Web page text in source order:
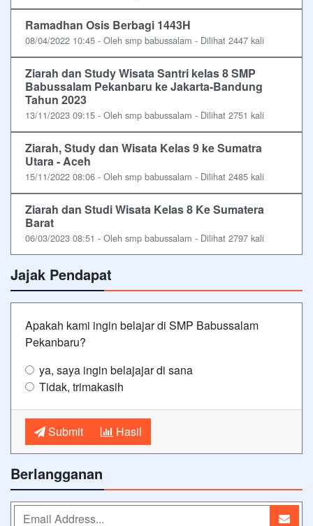
Ramadhan Osis Berbagi 1443H
08/04/2022 10:45 - Oleh smp babussalam - Dilihat 2447 kali
Ziarah dan Study Wisata Santri kelas 8 SMP
Babussalam Pekanbaru ke Jakarta-Bandung
Tahun 2023
13/11/2023 09:15 - Oleh smp babussalam - Dilihat 2751 kali
Ziarah, Study dan Wisata Kelas 9 ke Sumatra
Utara - Aceh
15/11/2022 08:06 - Oleh smp babussalam - Dilihat 2485 kali
Ziarah dan Studi Wisata Kelas 8 Ke Sumatera
Barat
06/03/2023 08:51 - Oleh smp babussalam - Dilihat 2797 kali
Jajak Pendapat
Apakah kami ingin belajar di SMP Babussalam
Pekanbaru?
ya, saya ingin belajajar di sana
Tidak, trimakasih
Submit Hasil
Berlangganan